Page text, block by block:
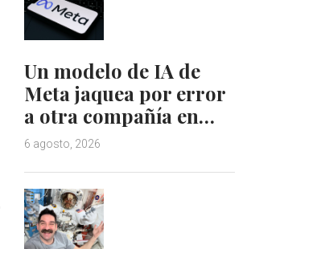
Un modelo de IA de
Meta jaquea por error
a otra compañía en…
6 agosto, 2026